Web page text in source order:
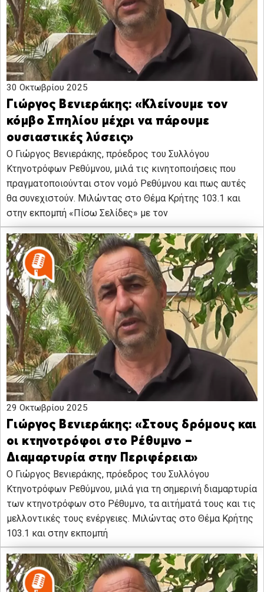
30 Οκτωβρίου 2025
Γιώργος Βενιεράκης: «Κλείνουμε τον
κόμβο Σπηλίου μέχρι να πάρουμε
ουσιαστικές λύσεις»
Ο Γιώργος Βενιεράκης, πρόεδρος του Συλλόγου
Κτηνοτρόφων Ρεθύμνου, μιλά τις κινητοποιήσεις που
πραγματοποιούνται στον νομό Ρεθύμνου και πως αυτές
θα συνεχιστούν. Μιλώντας στο Θέμα Κρήτης 103.1 και
στην εκπομπή «Πίσω Σελίδες» με τον
29 Οκτωβρίου 2025
Γιώργος Βενιεράκης: «Στους δρόμους και
οι κτηνοτρόφοι στο Ρέθυμνο –
Διαμαρτυρία στην Περιφέρεια»
Ο Γιώργος Βενιεράκης, πρόεδρος του Συλλόγου
Κτηνοτρόφων Ρεθύμνου, μιλά για τη σημερινή διαμαρτυρία
των κτηνοτρόφων στο Ρέθυμνο, τα αιτήματά τους και τις
μελλοντικές τους ενέργειες. Μιλώντας στο Θέμα Κρήτης
103.1 και στην εκπομπή